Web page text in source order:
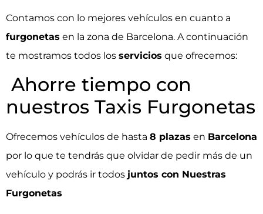
Contamos con lo mejores vehículos en cuanto a
furgonetas en la zona de Barcelona. A continuación
te mostramos todos los servicios que ofrecemos:
Ahorre tiempo con
nuestros Taxis Furgonetas
Ofrecemos vehículos de hasta 8 plazas en Barcelona
por lo que te tendrás que olvidar de pedir más de un
vehículo y podrás ir todos juntos con Nuestras
Furgonetas